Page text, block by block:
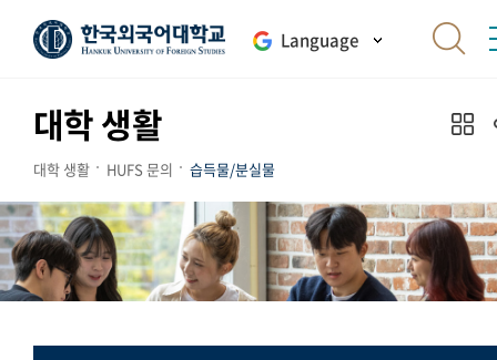
Language
대학 생활
대학 생활 HUFS 문의 습득물/분실물